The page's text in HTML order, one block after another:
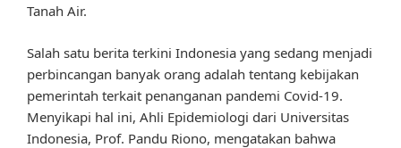
Tanah Air.
Salah satu berita terkini Indonesia yang sedang menjadi
perbincangan banyak orang adalah tentang kebijakan
pemerintah terkait penanganan pandemi Covid-19.
Menyikapi hal ini, Ahli Epidemiologi dari Universitas
Indonesia, Prof. Pandu Riono, mengatakan bahwa